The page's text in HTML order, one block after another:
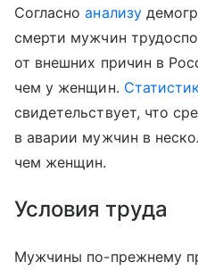
Согласноанализу
смерти мужчин
от внешних причин в
чем у женщин.
свидетельствует, что
в аварии мужчин в
чем женщин.
Условия труда
Мужчины по-прежнему